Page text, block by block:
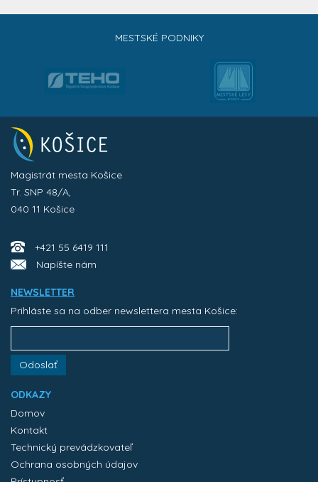
MESTSKÉ PODNIKY
Magistrát mesta Košice
Tr. SNP 48/A,
040 11 Košice
+421 55 6419 111
Napíšte nám
NEWSLETTER
Prihláste sa na odber newslettera mesta Košice:
Odoslať
ODKAZY
Domov
Kontakt
Technický prevádzkovateľ
Ochrana osobných údajov